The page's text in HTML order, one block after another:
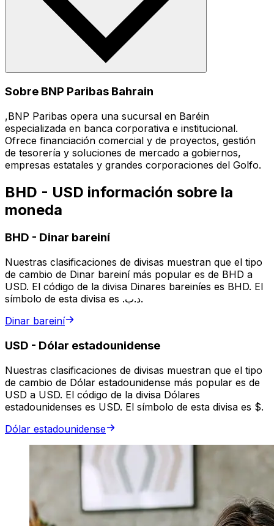
Sobre BNP Paribas Bahrain
,BNP Paribas opera una sucursal en Baréin
especializada en banca corporativa e institucional.
Ofrece financiación comercial y de proyectos, gestión
de tesorería y soluciones de mercado a gobiernos,
empresas estatales y grandes corporaciones del Golfo.
BHD - USD información sobre la
moneda
BHD - Dinar bareiní
Nuestras clasificaciones de divisas muestran que el tipo
de cambio de Dinar bareiní más popular es de BHD a
USD. El código de la divisa Dinares bareiníes es BHD. El
símbolo de esta divisa es .د.ب.
Dinar bareiní
USD - Dólar estadounidense
Nuestras clasificaciones de divisas muestran que el tipo
de cambio de Dólar estadounidense más popular es de
USD a USD. El código de la divisa Dólares
estadounidenses es USD. El símbolo de esta divisa es $.
Dólar estadounidense